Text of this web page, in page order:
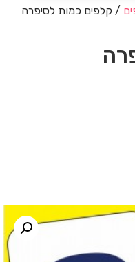
/ קלפים כמות לסיפרה